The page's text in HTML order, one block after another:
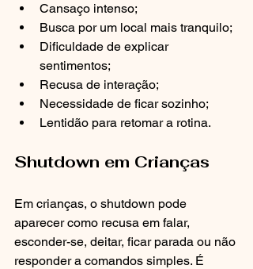
Cansaço intenso;
Busca por um local mais tranquilo;
Dificuldade de explicar
sentimentos;
Recusa de interação;
Necessidade de ficar sozinho;
Lentidão para retomar a rotina.
Shutdown em Crianças
Em crianças, o shutdown pode
aparecer como recusa em falar,
esconder-se, deitar, ficar parada ou não
responder a comandos simples. É